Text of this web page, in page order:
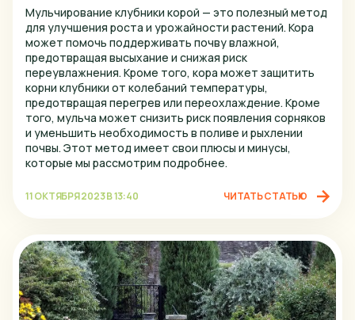
Мульчирование клубники корой — это полезный метод
для улучшения роста и урожайности растений. Кора
может помочь поддерживать почву влажной,
предотвращая высыхание и снижая риск
переувлажнения. Кроме того, кора может защитить
корни клубники от колебаний температуры,
предотвращая перегрев или переохлаждение. Кроме
того, мульча может снизить риск появления сорняков
и уменьшить необходимость в поливе и рыхлении
почвы. Этот метод имеет свои плюсы и минусы,
которые мы рассмотрим подробнее.
11 ОКТЯБРЯ 2023 В 13:40 ЧИТАТЬ СТАТЬЮ
Тула
Тюмень
Ульяновск
Уфа
Хабаровск
Чебоксары